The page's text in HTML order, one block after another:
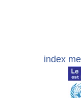
index